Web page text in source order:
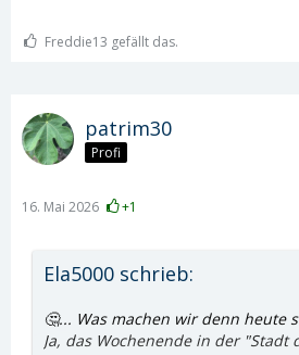
Freddie13 gefällt das.
patrim30
Profi
16. Mai 2026 +1
Ela5000 schrieb:
🤔... Was machen wir denn heute
Ja, das Wochenende in der "Stadt